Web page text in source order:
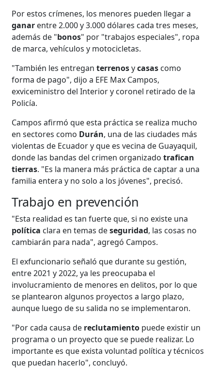
Por estos crímenes, los menores pueden llegar a
ganar entre 2.000 y 3.000 dólares cada tres meses,
además de "bonos" por "trabajos especiales", ropa
de marca, vehículos y motocicletas.
"También les entreganterrenosycasas como
forma de pago", dijo a EFE Max Campos,
exviceministro del Interior y coronel retirado de la
Policía.
Campos afirmó que esta práctica se realiza mucho
en sectores como Durán, una de las ciudades más
violentas de Ecuador y que es vecina de Guayaquil,
donde las bandas del crimen organizadotrafican
tierras. "Es la manera más práctica de captar a una
familia entera y no solo a los jóvenes", precisó.
Trabajo en prevención
"Esta realidad es tan fuerte que, si no existe una
política clara en temas deseguridad, las cosas no
cambiarán para nada", agregó Campos.
El exfuncionario señaló que durante su gestión,
entre 2021 y 2022, ya les preocupaba el
involucramiento de menores en delitos, por lo que
se plantearon algunos proyectos a largo plazo,
aunque luego de su salida no se implementaron.
"Por cada causa de reclutamiento puede existir un
programa o un proyecto que se puede realizar. Lo
importante es que exista voluntad política y técnicos
que puedan hacerlo", concluyó.